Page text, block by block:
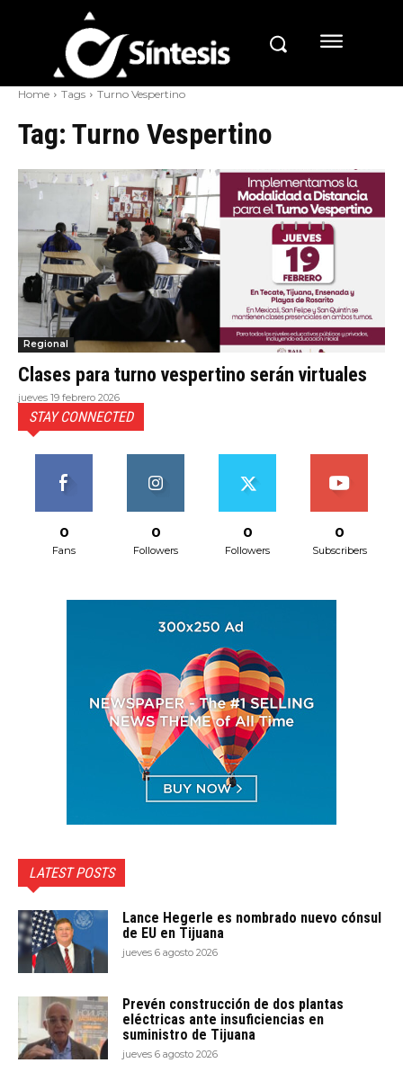
Home Tags Turno Vespertino
Tag: Turno Vespertino
Regional
Clases para turno vespertino serán virtuales
jueves 19 febrero 2026
STAY CONNECTED
0
Fans
0
Followers
0
Followers
0
Subscribers
LATEST POSTS
Lance Hegerle es nombrado nuevo cónsul
de EU en Tijuana
jueves 6 agosto 2026
Prevén construcción de dos plantas
eléctricas ante insuficiencias en
suministro de Tijuana
jueves 6 agosto 2026